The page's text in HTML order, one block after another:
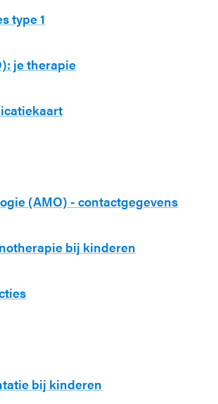
type 1
je therapie
(AMO) - contactgegevens
bij kinderen
bij kinderen